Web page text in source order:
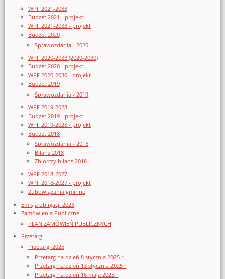
WPF 2021-2033
Budżet 2021 - projekt
WPF 2021-2033 - projekt
Budżet 2020
Sprawozdania - 2020
WPF 2020-2033 (2020-2030)
Budżet 2020 - projekt
WPF 2020-2030 - projekt
Budżet 2019
Sprawozdania - 2019
WPF 2019-2028
Budżet 2019 - projekt
WPF 2019-2028 - projekt
Budżet 2018
Sprawozdania - 2018
Bilans 2018
Zbiorczy bilans 2018
WPF 2018-2027
WPF 2018-2027 - projekt
Zobowiązania gminne
Emisja obligacji 2023
Zamówienia Publiczne
PLAN ZAMÓWIEŃ PUBLICZNYCH
Przetargi
Przetargi 2025
Przetarg na dzień 8 stycznia 2025 r.
Przetarg na dzień 13 stycznia 2025 r
Przetarg na dzień 16 maja 2025 r